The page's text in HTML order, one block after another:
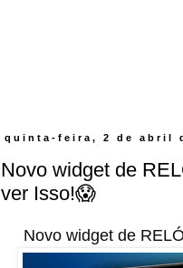
quinta-feira, 2 de abril
Novo widget de
ver Isso!😱
Novo widget de